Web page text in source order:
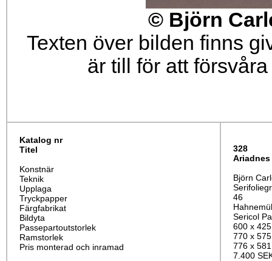
© Björn
Texten över bilden finns
är till för att
Katalog nr
Titel
Konstnär
Teknik
Upplaga
Tryckpapper
Färgfabrikat
Bildyta
Passepartoutstorlek
Ramstorlek
Pris monterad och inramad
328
Ariadnes
Björn
46
Sericol
600 x
770 x
776 x
7.400